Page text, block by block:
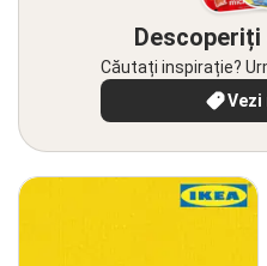
Descoperiți
Căutați inspirație?
Vezi